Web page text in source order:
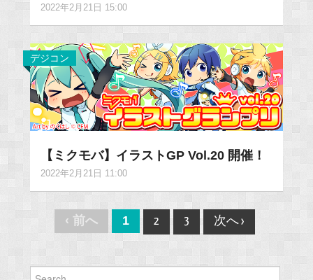
2022年2月21日 15:00
デジコン
【ミクモバ】イラストGP Vol.20 開催！
2022年2月21日 11:00
Post
navigation
‹ 前へ 1 2 3 次へ ›